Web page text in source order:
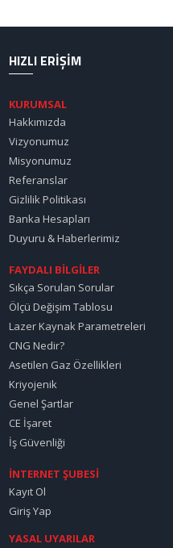
HIZLI ERİŞİM
KURUMSAL
Hakkımızda
Vizyonumuz
Misyonumuz
Referanslar
Gizlilik Politikası
Banka Hesapları
Duyuru & Haberlerimiz
FAYDALI BİLGİLER
Sıkça Sorulan Sorular
Ölçü Değişim Tablosu
Lazer Kaynak Parametreleri
CNG Nedir?
Asetilen Gaz Özellikleri
Kriyojenik
Genel Şartlar
CE İşaret
İş Güvenliği
İNTERNET ŞUBESİ
Kayıt Ol
Giriş Yap
YASAL UYARILAR